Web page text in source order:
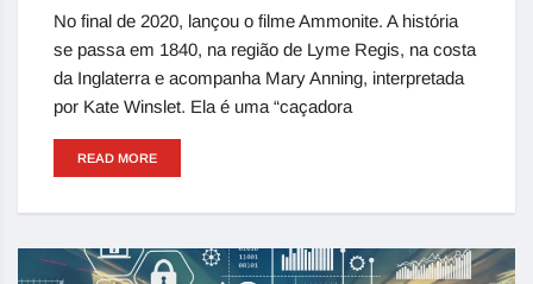
No final de 2020, lançou o filme Ammonite. A história
se passa em 1840, na região de Lyme Regis, na costa
da Inglaterra e acompanha Mary Anning, interpretada
por Kate Winslet. Ela é uma “caçadora
READ MORE